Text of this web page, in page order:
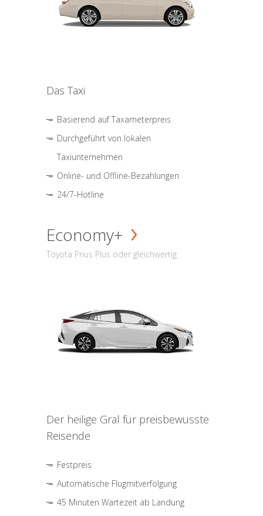
Das Taxi
Basierend auf Taxameterpreis
Durchgeführt von lokalen
Taxiunternehmen
Online- und Offline-Bezahlungen
24/7-Hotline
Economy+
Toyota Prius Plus oder gleichwertig
Der heilige Gral für preisbewusste
Reisende
Festpreis
Automatische Flugmitverfolgung
45 Minuten Wartezeit ab Landung